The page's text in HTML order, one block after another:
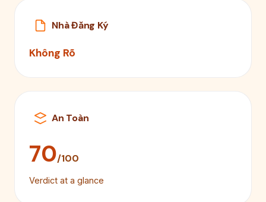
Nhà Đăng Ký
Không Rõ
An Toàn
70/100
Verdict at a glance